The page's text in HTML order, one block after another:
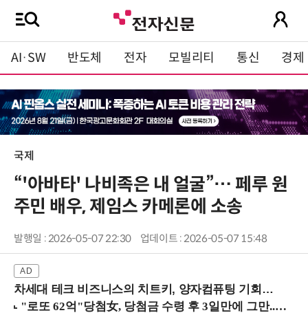
AI·SW 반도체 전자 모빌리티 통신 경제
국제
“'아바타' 나비족은 내 얼굴”… 페루 원
주민 배우, 제임스 카메론에 소송
발행일 : 2026-05-07 22:30 업데이트 : 2026-05-07 15:48
차세대 테크 비즈니스의 치트키, 양자컴퓨팅 기회를 선점하라! (8/28 강남역)